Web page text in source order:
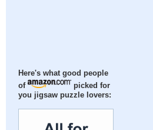
Here's what good people
of
picked for
you jigsaw puzzle lovers: